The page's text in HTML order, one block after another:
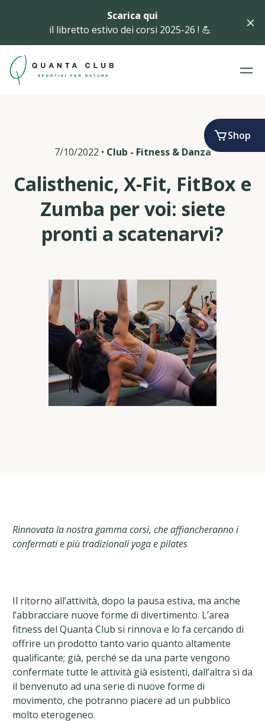
Scarica qui
il libretto estivo dei corsi 2025-26 ! 💪
Shop
7/10/2022 • Club - Fitness & Danza
Calisthenic, X-Fit, FitBox e
Zumba per voi: siete
pronti a scatenarvi?
Rinnovata la nostra gamma corsi, che affiancheranno i
confermati e più tradizionali yoga e pilates
Il ritorno all’attività, dopo la pausa estiva, ma anche
l’abbracciare nuove forme di divertimento. L’area
fitness del Quanta Club si rinnova e lo fa cercando di
offrire un prodotto tanto vario quanto altamente
qualificante; già, perché se da una parte vengono
confermate tutte le attività già esistenti, dall’altra si da
il benvenuto ad una serie di nuove forme di
movimento, che potranno piacere ad un pubblico
molto eterogeneo.